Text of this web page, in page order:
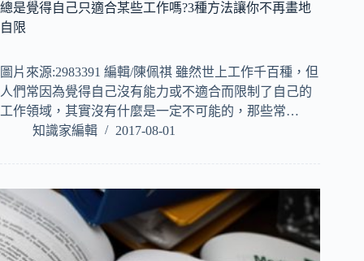
總是覺得自己只適合某些工作嗎?3種方法讓你不再畫地
自限
圖片來源:2983391 編輯/陳佩祺 雖然世上工作千百種，但
人們常因為覺得自己沒有能力或不適合而限制了自己的
工作領域，其實沒有什麼是一定不可能的，那些常…
知識家編輯
2017-08-01